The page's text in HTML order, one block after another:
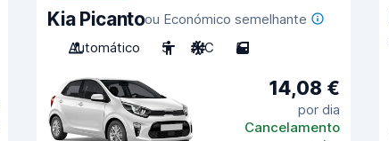
Kia Picantoou Económico semelhante
Automático
5 A/C 5
14,08 €
por dia
Cancelamento